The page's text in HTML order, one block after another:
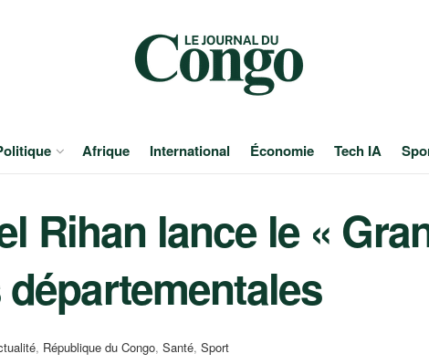
Afrique International Économie Tech IA
Rihan lance le «
, République du Congo, Santé, Sport